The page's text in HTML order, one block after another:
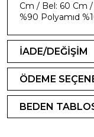
Cm / Bel: 60 Cm
%90 Polyamıd
İADE/DEĞİŞİM
ÖDEME
BEDEN